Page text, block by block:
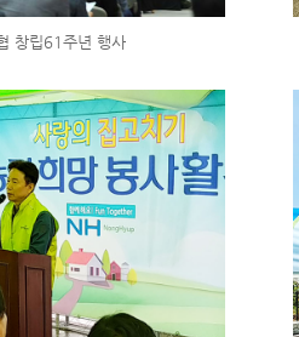
창립61주년 행사